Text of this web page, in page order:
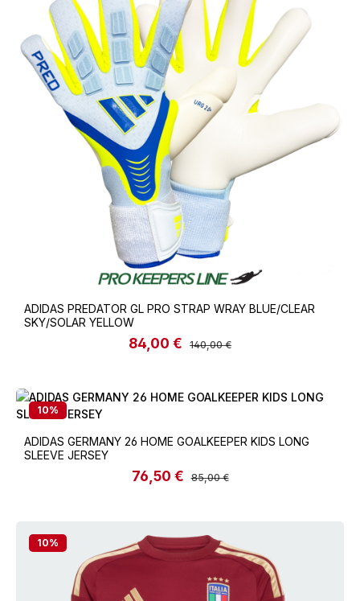
ADIDAS PREDATOR GL PRO STRAP WRAY BLUE/CLEAR
SKY/SOLAR YELLOW
Verkaufspreis:
84,00 € Regulärer Preis:
140,00 €
10%
ADIDAS GERMANY 26 HOME GOALKEEPER KIDS LONG
SLEEVE JERSEY
Verkaufspreis:
76,50 € Regulärer Preis:
85,00 €
10%